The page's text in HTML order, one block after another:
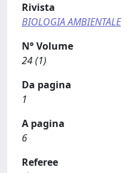
Rivista
BIOLOGIA AMBIENTALE
N° Volume
24 (1)
Da pagina
1
A pagina
6
Referee